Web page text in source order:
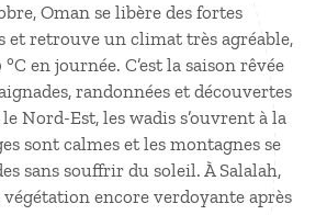
Oman se libère des fortes
et retrouve un climat très agréable,
en journée. C’est la saison rêvée
randonnées et découvertes
Nord-Est, les wadis s’ouvrent à la
sont calmes et les montagnes se
sans souffrir du soleil. À Salalah,
végétation encore verdoyante après